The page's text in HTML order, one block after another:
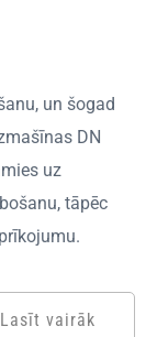
un šogad
DN
uz
tāpēc
Lasīt vairāk